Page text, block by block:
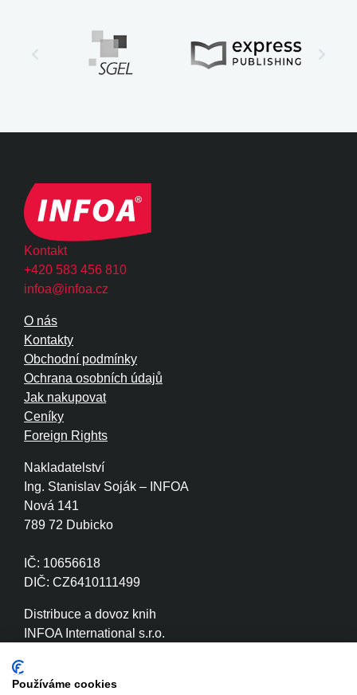
Kontakt
+420 583 456 810
infoa@infoa.cz
Nakladatelství
Ing. Stanislav Soják – INFOA
Nová 141
789 72 Dubicko
IČ: 10656618
DIČ: CZ6410111499
Distribuce a dovoz knih
INFOA International s.r.o.
O nás
Kontakty
Obchodní podmínky
Ochrana osobních údajů
Jak nakupovat
Ceníky
Foreign Rights
Používáme cookies